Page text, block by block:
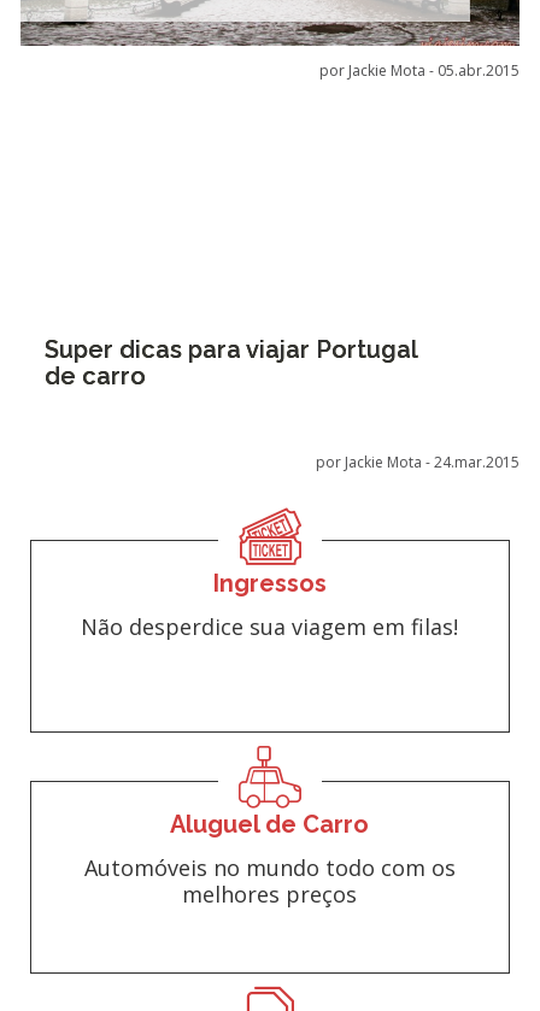
por Jackie Mota - 05.abr.2015
Super dicas para viajar Portugal
de carro
por Jackie Mota -24.mar.2015
Ingressos
Não desperdice sua viagem em filas!
Aluguel de Carro
Automóveis no mundo todo com os
melhores preços